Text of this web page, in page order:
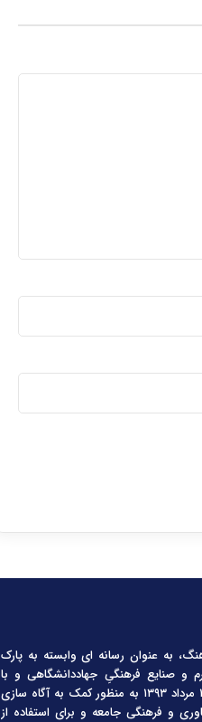
به عنوان رسانه ای وابسته به پارک
و صنایع فرهنگیِ جهاددانشگاهی و با
عنوان اختصاری «سینا» از ۱۶ مرداد ۱۳۹۳ به منظور کمک به آگاه سازی
و فرهنگی جامعه و برای استفاده از